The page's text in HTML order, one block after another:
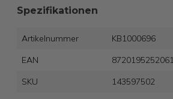
Spezifikationen
Artikelnummer
KB1000696
EAN
8720195252061
SKU
143597502